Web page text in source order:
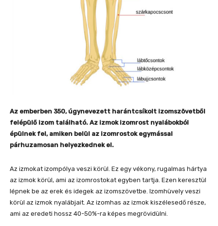
Az emberben 350, úgynevezett harántcsíkolt izomszövetből
felépülő izom található. Az izmok izomrost nyalábokból
épülnek fel, amiken belül az izomrostok egymással
párhuzamosan helyezkednek el.
Az izmokat izompólya veszi körül. Ez egy vékony, rugalmas hártya
az izmok körül, ami az izomrostokat egyben tartja. Ezen keresztül
lépnek be az erek és idegek az izomszövetbe. Izomhüvely veszi
körül az izmok nyalábjait. Az izomhas az izmok kiszélesedő része,
ami az eredeti hossz 40-50%-ra képes megrövidülni.